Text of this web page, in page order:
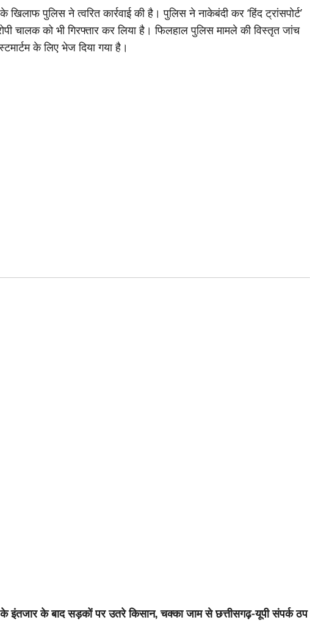
पुलिस ने त्वरित कार्रवाई की है। पुलिस ने नाकेबंदी कर ‘हिंद ट्रांसपोर्ट’
चालक को भी गिरफ्तार कर लिया है। फिलहाल पुलिस मामले की विस्तृत जांच
के लिए भेज दिया गया है।
के बाद सड़कों पर उतरे किसान, चक्का जाम से छत्तीसगढ़-यूपी संपर्क ठप